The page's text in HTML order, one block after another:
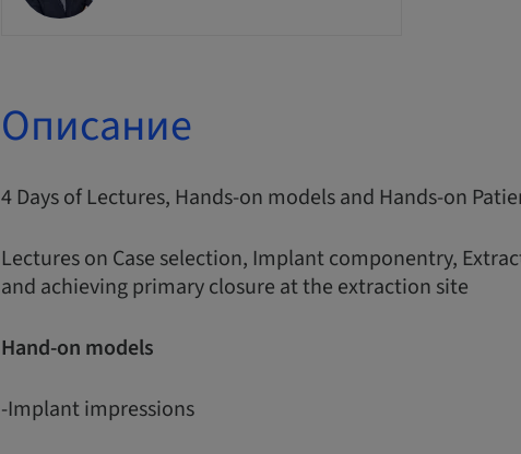
Описание
4 Days of Lectures, Hands-on models and Hands-on
Lectures on Case selection, Implant componentry,
and achieving primary closure at the extraction site
Hand-on models
-Implant impressions